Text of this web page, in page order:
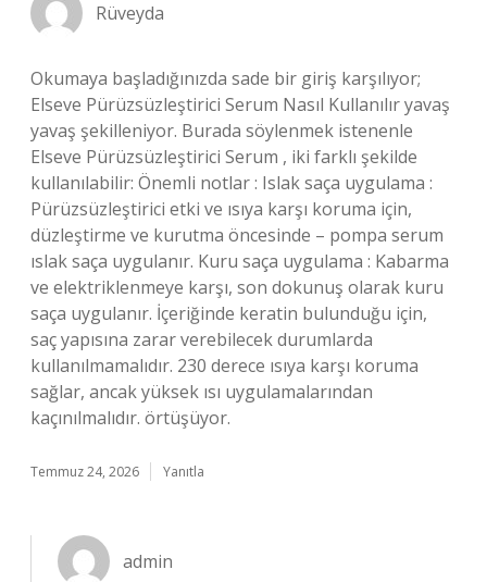
Rüveyda
Okumaya başladığınızda sade bir giriş karşılıyor;
Elseve Pürüzsüzleştirici Serum Nasıl Kullanılır yavaş
yavaş şekilleniyor. Burada söylenmek istenenle
Elseve Pürüzsüzleştirici Serum , iki farklı şekilde
kullanılabilir: Önemli notlar : Islak saça uygulama :
Pürüzsüzleştirici etki ve ısıya karşı koruma için,
düzleştirme ve kurutma öncesinde – pompa serum
ıslak saça uygulanır. Kuru saça uygulama : Kabarma
ve elektriklenmeye karşı, son dokunuş olarak kuru
saça uygulanır. İçeriğinde keratin bulunduğu için,
saç yapısına zarar verebilecek durumlarda
kullanılmamalıdır. 230 derece ısıya karşı koruma
sağlar, ancak yüksek ısı uygulamalarından
kaçınılmalıdır. örtüşüyor.
Temmuz 24, 2026 Yanıtla
admin